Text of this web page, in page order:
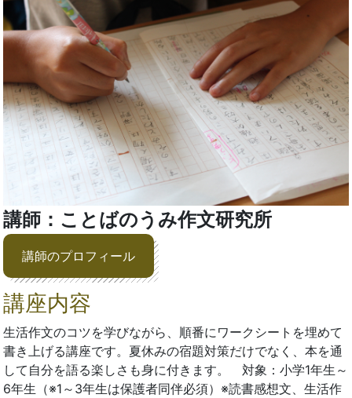
講師：ことばのうみ作文研究所
講師のプロフィール
講座内容
生活作文のコツを学びながら、順番にワークシートを埋めて
書き上げる講座です。夏休みの宿題対策だけでなく、本を通
して自分を語る楽しさも身に付きます。 対象：小学1年生～
6年生（※1～3年生は保護者同伴必須）※読書感想文、生活作